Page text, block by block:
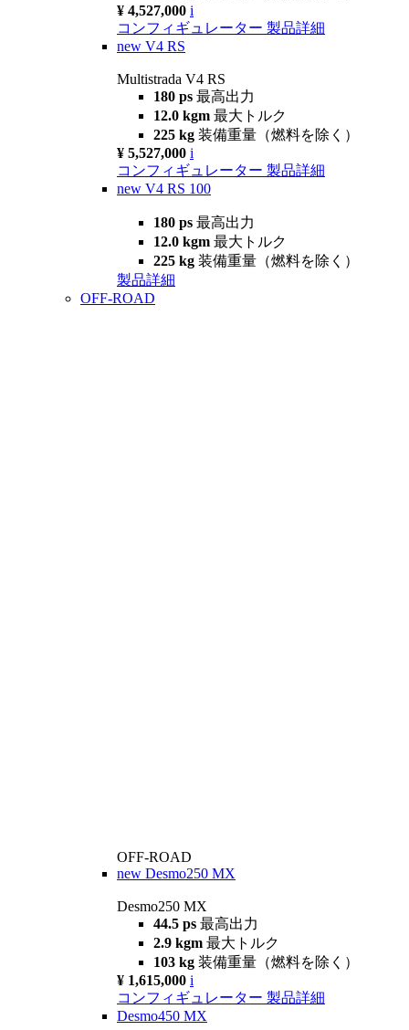
¥ 4,527,000 i
コンフィギュレーター 製品詳細
new V4 RS
Multistrada V4 RS
180 ps 最高出力
12.0 kgm 最大トルク
225 kg 装備重量（燃料を除く）
¥ 5,527,000 i
コンフィギュレーター 製品詳細
new V4 RS 100
180 ps 最高出力
12.0 kgm 最大トルク
225 kg 装備重量（燃料を除く）
製品詳細
OFF-ROAD
OFF-ROAD
new Desmo250 MX
Desmo250 MX
44.5 ps 最高出力
2.9 kgm 最大トルク
103 kg 装備重量（燃料を除く）
¥ 1,615,000 i
コンフィギュレーター 製品詳細
Desmo450 MX